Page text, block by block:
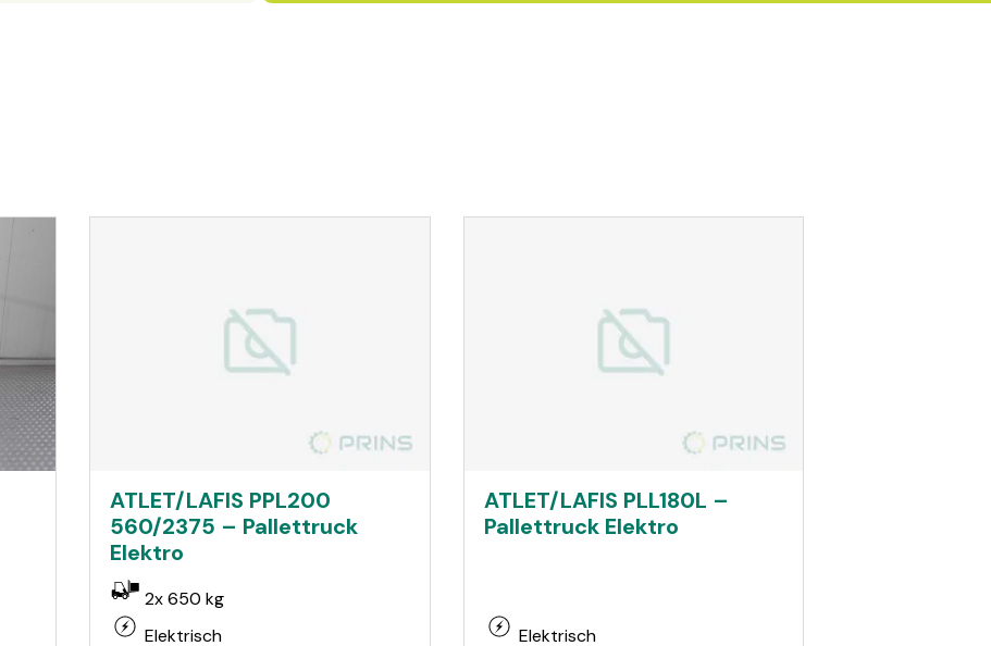
ATLET/LAFIS PPL200
560/2375 – Pallettruck
Elektro
2x 650 kg
Elektrisch
ATLET/LAFIS PLL180L –
Pallettruck Elektro
Elektrisch